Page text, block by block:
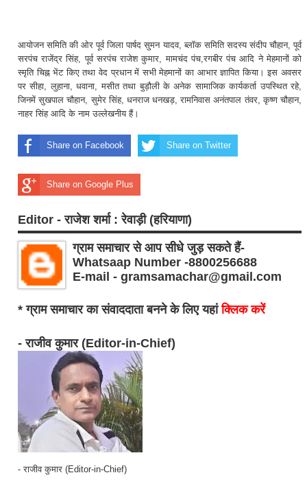
आयोजन समिति की ओर पूर्व जिला पार्षद सुमन यादव, ब्लॉक समिति सदस्य संदीप चौहान, पूर्व
सरपंच राजेंद्र सिंह, पूर्व सरपंच राजेश कुमार, मामचंद पंच,रगबीर पंच आदि ने मेहमानों को
स्मृति चिह्न भेंट किए तथा वेद प्रधान में सभी मेहमानों का आभार ज्ञापित किया। इस अवसर
पर सीहा, लुहाना, धवाना, मसीत तथा बुड़ौली के अनेक सामाजिक कार्यकर्ता उपस्थित रहे,
जिनमें सुखपाल चौहान, सुमेर सिंह, धनराज धनखड़, रामनिवास अनंतपाल तंवर, कृष्ण चौहान,
नाहर सिंह आदि के नाम उल्लेखनीय हैं।
Share on Facebook Share on Twitter
Share on Google Plus
Editor - राजेश शर्मा : रेवाड़ी (हरियाणा)
ग्राम समाचार से आप सीधे जुड़ सकते हैं-
Whatsaap Number -8800256688
E-mail - gramsamachar@gmail.com
* ग्राम समाचार का संवाददाता बनने के लिए यहांक्लिक करें
- राजीव कुमार (Editor-in-Chief)
- राजीव कुमार (Editor-in-Chief)